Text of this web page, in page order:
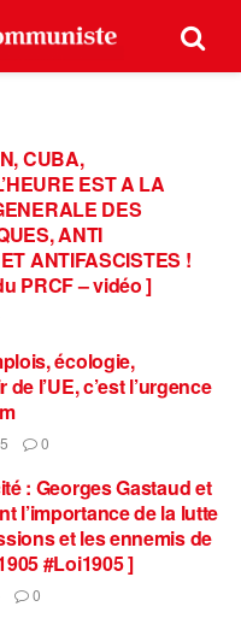
CUBA,
EST A LA
DES
ANTI
ANTIFASCISTES !
PRCF – vidéo ]
écologie,
l’UE, c’est l’urgence
0
: Georges Gastaud et
l’importance de la lutte
et les ennemis de
#Loi1905 ]
0